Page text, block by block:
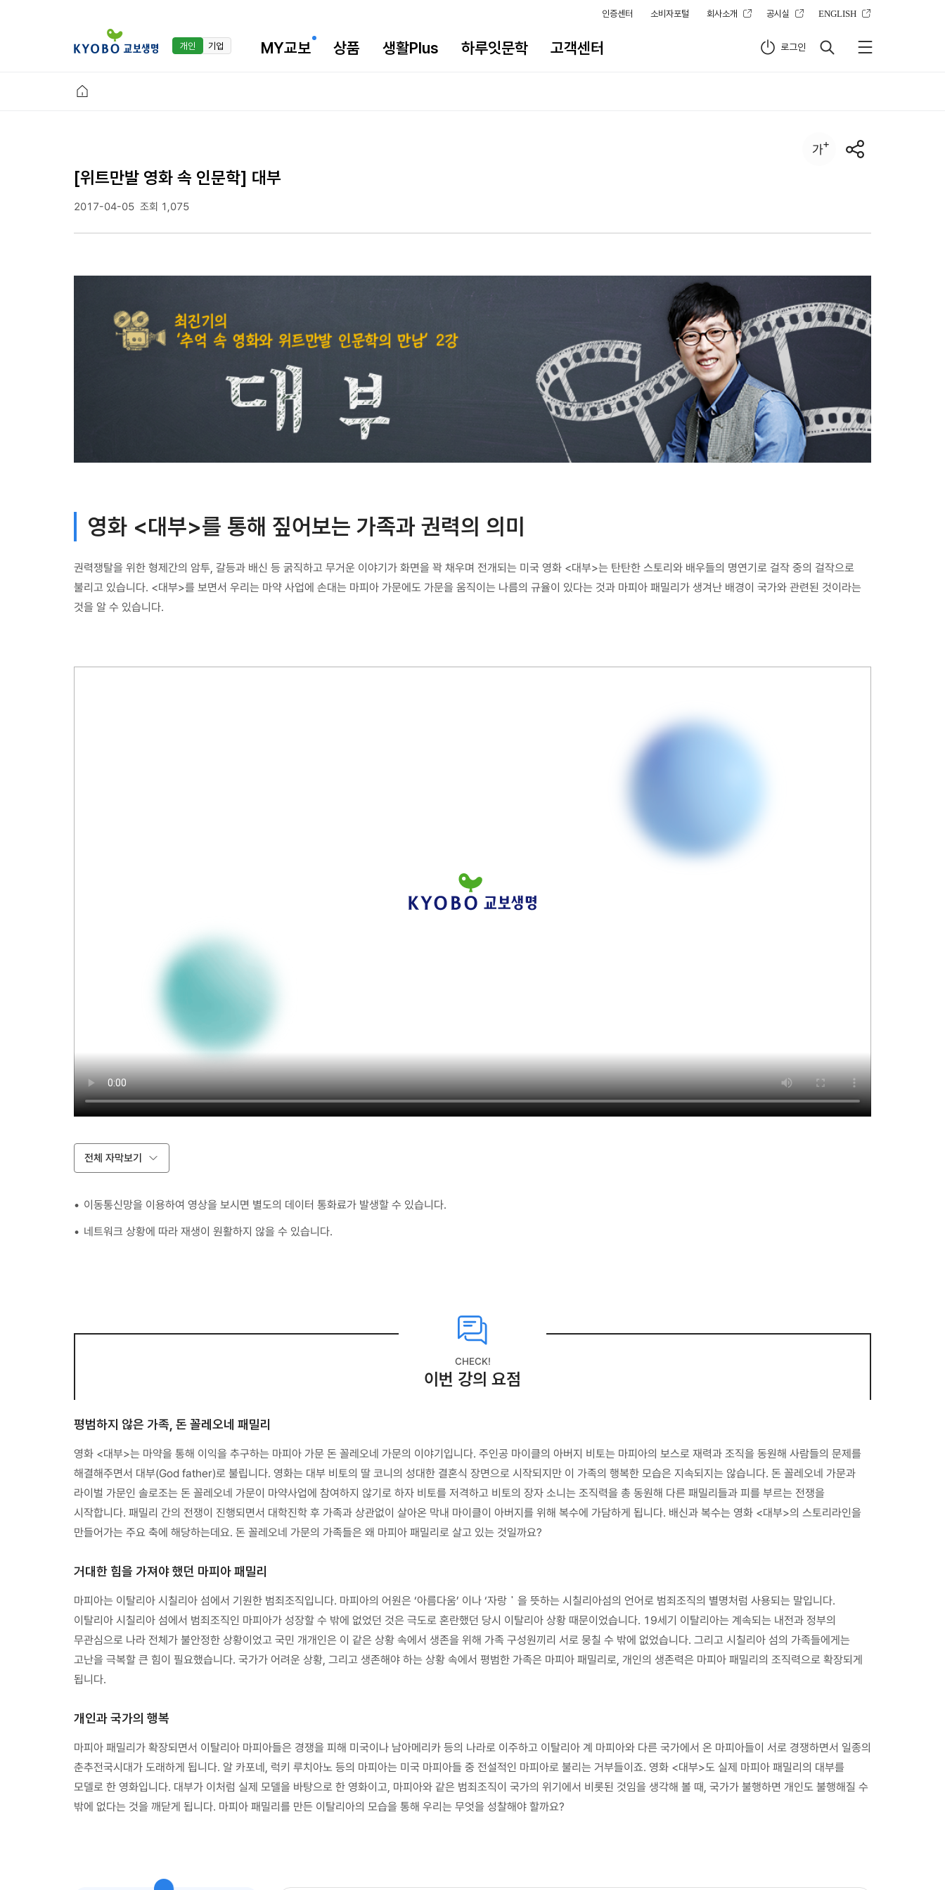
인증센터 소비자포털 회사소개 공시실 ENGLISH
개인 기업 MY교보 상품 생활Plus 하루잇문학 고객센터 로그인
[위트만발 영화 속 인문학] 대부
2017-04-05 조회 1,075
영화 <대부>를 통해 짚어보는 가족과 권력의 의미
권력쟁탈을 위한 형제간의 암투, 갈등과 배신 등 굵직하고 무거운 이야기가 화면을 꽉 채우며 전개되는 미국 영화 <대부>는 탄탄한 스토리와 배우들의 명연기로 걸작 중의 걸작으로
불리고 있습니다. <대부>를 보면서 우리는 마약 사업에 손대는 마피아 가문에도 가문을 움직이는 나름의 규율이 있다는 것과 마피아 패밀리가 생겨난 배경이 국가와 관련된 것이라는
것을 알 수 있습니다.
전체 자막보기
이동통신망을 이용하여 영상을 보시면 별도의 데이터 통화료가 발생할 수 있습니다.
네트워크 상황에 따라 재생이 원활하지 않을 수 있습니다.
CHECK!
이번 강의 요점
평범하지 않은 가족, 돈 꼴레오네 패밀리
영화 <대부>는 마약을 통해 이익을 추구하는 마피아 가문 돈 꼴레오네 가문의 이야기입니다. 주인공 마이클의 아버지 비토는 마피아의 보스로 재력과 조직을 동원해 사람들의 문제를
해결해주면서 대부(God father)로 불립니다. 영화는 대부 비토의 딸 코니의 성대한 결혼식 장면으로 시작되지만 이 가족의 행복한 모습은 지속되지는 않습니다. 돈 꼴레오네 가문과
라이벌 가문인 솔로조는 돈 꼴레오네 가문이 마약사업에 참여하지 않기로 하자 비토를 저격하고 비토의 장자 소니는 조직력을 총 동원해 다른 패밀리들과 피를 부르는 전쟁을
시작합니다. 패밀리 간의 전쟁이 진행되면서 대학진학 후 가족과 상관없이 살아온 막내 마이클이 아버지를 위해 복수에 가담하게 됩니다. 배신과 복수는 영화 <대부>의 스토리라인을
만들어가는 주요 축에 해당하는데요. 돈 꼴레오네 가문의 가족들은 왜 마피아 패밀리로 살고 있는 것일까요?
거대한 힘을 가져야 했던 마피아 패밀리
마피아는 이탈리아 시칠리아 섬에서 기원한 범죄조직입니다. 마피아의 어원은 ‘아름다움’ 이나 ‘자랑＇을 뜻하는 시칠리아섬의 언어로 범죄조직의 별명처럼 사용되는 말입니다.
이탈리아 시칠리아 섬에서 범죄조직인 마피아가 성장할 수 밖에 없었던 것은 극도로 혼란했던 당시 이탈리아 상황 때문이었습니다. 19세기 이탈리아는 계속되는 내전과 정부의
무관심으로 나라 전체가 불안정한 상황이었고 국민 개개인은 이 같은 상황 속에서 생존을 위해 가족 구성원끼리 서로 뭉칠 수 밖에 없었습니다. 그리고 시칠리아 섬의 가족들에게는
고난을 극복할 큰 힘이 필요했습니다. 국가가 어려운 상황, 그리고 생존해야 하는 상황 속에서 평범한 가족은 마피아 패밀리로, 개인의 생존력은 마피아 패밀리의 조직력으로 확장되게
됩니다.
개인과 국가의 행복
마피아 패밀리가 확장되면서 이탈리아 마피아들은 경쟁을 피해 미국이나 남아메리카 등의 나라로 이주하고 이탈리아 계 마피아와 다른 국가에서 온 마피아들이 서로 경쟁하면서 일종의
춘추전국시대가 도래하게 됩니다. 알 카포네, 럭키 루치아노 등의 마피아는 미국 마피아들 중 전설적인 마피아로 불리는 거부들이죠. 영화 <대부>도 실제 마피아 패밀리의 대부를
모델로 한 영화입니다. 대부가 이처럼 실제 모델을 바탕으로 한 영화이고, 마피아와 같은 범죄조직이 국가의 위기에서 비롯된 것임을 생각해 볼 때, 국가가 불행하면 개인도 불행해질 수
밖에 없다는 것을 깨닫게 됩니다. 마피아 패밀리를 만든 이탈리아의 모습을 통해 우리는 무엇을 성찰해야 할까요?